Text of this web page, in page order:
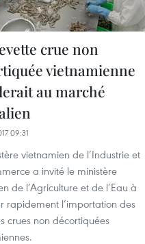
crue non
vietnamienne
au marché
09:31
vietnamien de l’Industrie et
a invité le ministère
de l’Agriculture et de l’Eau à
rapidement l’importation des
crues non décortiquées